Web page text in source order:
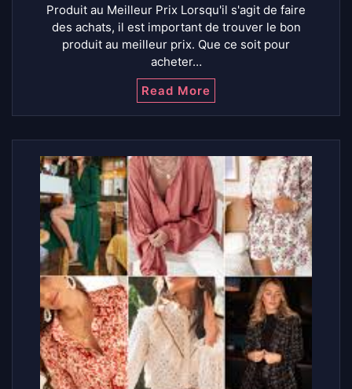
Produit au Meilleur Prix Lorsqu'il s'agit de faire
des achats, il est important de trouver le bon
produit au meilleur prix. Que ce soit pour
acheter…
Read More